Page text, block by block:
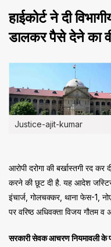
हाईकोर्ट ने दी
डालकर पैसे देने का
Justice-ajit-kumar
आरोपी दरोगा की बर्खास्तगी रद कर
करने की छूट दी है. यह आदेश जस्टिस
इंचार्ज, गोलचक्कर, थाना फेस-1,
पर वरिष्ठ अधिवक्ता विजय गौतम व
सरकारी सेवक आचरण नियमावली के